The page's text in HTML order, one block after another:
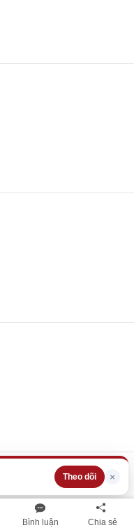
Bình luận Chia sẻ
Theo dõi ×